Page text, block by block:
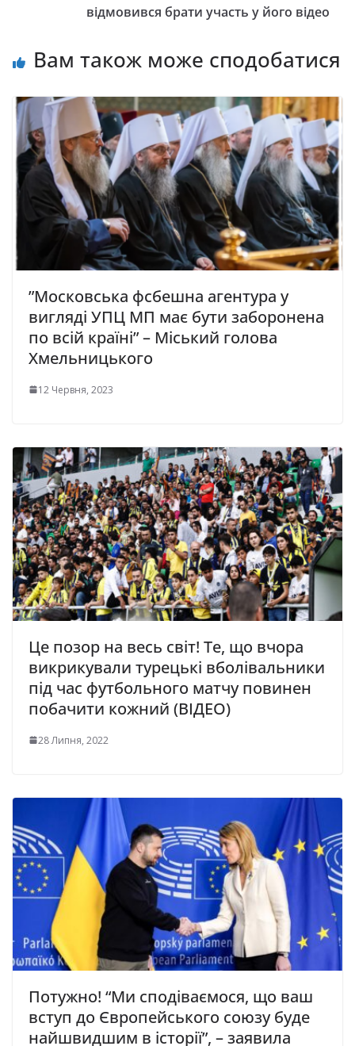
відмовився брати участь у його відео
Вам також може сподобатися
”Московська фсбешна агентура у
вигляді УПЦ МП має бути заборонена
по всій країні” – Міський голова
Хмельницького
12 Червня, 2023
Це позор на весь світ! Те, що вчора
викрикували турецькі вболівальники
під час футбольного матчу повинен
побачити кожний (ВІДЕО)
28 Липня, 2022
Потужно! “Ми сподіваємося, що ваш
вступ до Європейського союзу буде
найшвидшим в історії”, – заявила